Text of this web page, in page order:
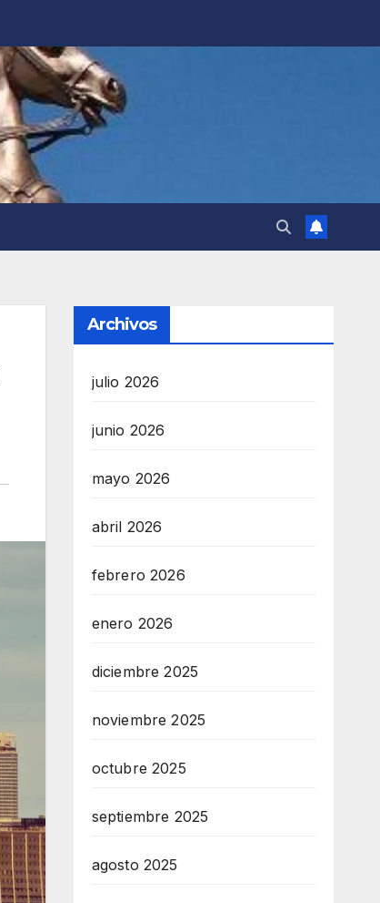
Archivos
julio 2026
junio 2026
mayo 2026
abril 2026
febrero 2026
enero 2026
diciembre 2025
noviembre 2025
octubre 2025
septiembre 2025
agosto 2025